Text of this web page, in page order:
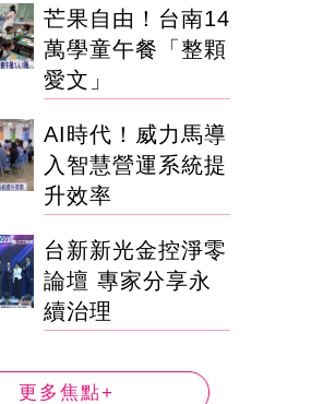
芒果自由！台南14
萬學童午餐「整顆
愛文」
AI時代！威力馬導
入智慧營運系統提
升效率
台新新光金控淨零
論壇 專家分享永
續治理
更多焦點+